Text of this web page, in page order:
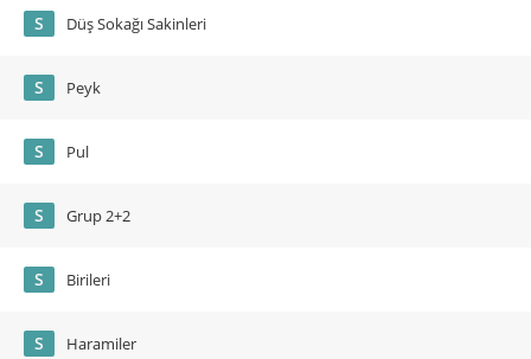
S Düş Sokağı Sakinleri
S Peyk
S Pul
S Grup 2+2
S Birileri
S Haramiler